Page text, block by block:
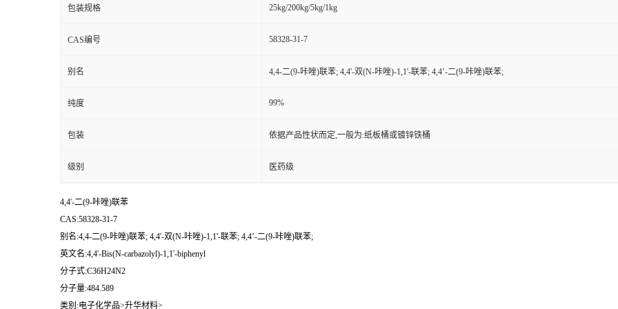
包装规格 25kg/200kg/5kg/1kg
CAS编号 58328-31-7
别名 4,4-二(9-咔唑)联苯; 4,4'-双(N-咔唑)-1,1'-联苯; 4,4’-二(9-咔唑)联苯;
纯度 99%
包装 依据产品性状而定,一般为:纸板桶或镀锌铁桶
级别 医药级
4,4'-二(9-咔唑)联苯
CAS:58328-31-7
别名:4,4-二(9-咔唑)联苯; 4,4'-双(N-咔唑)-1,1'-联苯; 4,4’-二(9-咔唑)联苯;
英文名:4,4'-Bis(N-carbazolyl)-1,1'-biphenyl
分子式:C36H24N2
分子量:484.589
类别:电子化学品>升华材料>